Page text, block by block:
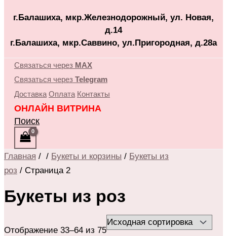
г.Балашиха, мкр.Железнодорожный, ул. Новая,
д.14
г.Балашиха, мкр.Саввино, ул.Пригородная, д.28а
Связаться через MAX
Связаться через Telegram
Доставка Оплата Контакты
ОНЛАЙН ВИТРИНА
Поиск
Главная / / Букеты и корзины / Букеты из
роз / Страница 2
Букеты из роз
Отображение 33–64 из 75